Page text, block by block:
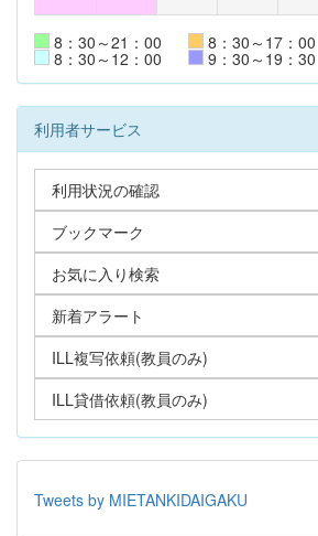
8：30～21：00 8：30～17：00
8：30～12：00 9：30～19：30
利用者サービス
利用状況の確認
ブックマーク
お気に入り検索
新着アラート
ILL複写依頼(教員のみ)
ILL貸借依頼(教員のみ)
Tweets by MIETANKIDAIGAKU